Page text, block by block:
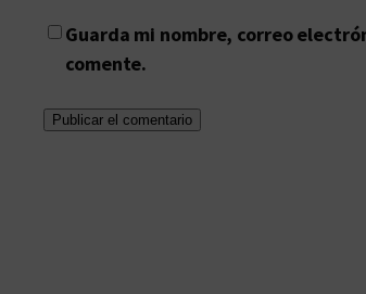
Guarda mi nombre, correo
comente.